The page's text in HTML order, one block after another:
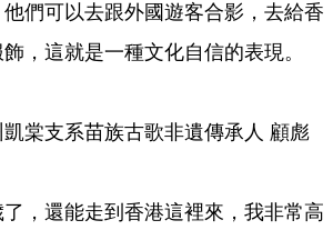
們可以去跟外國遊客合影，去給香
，這就是一種文化自信的表現。
支系苗族古歌非遺傳承人 顧彪
還能走到香港這裡來，我非常高